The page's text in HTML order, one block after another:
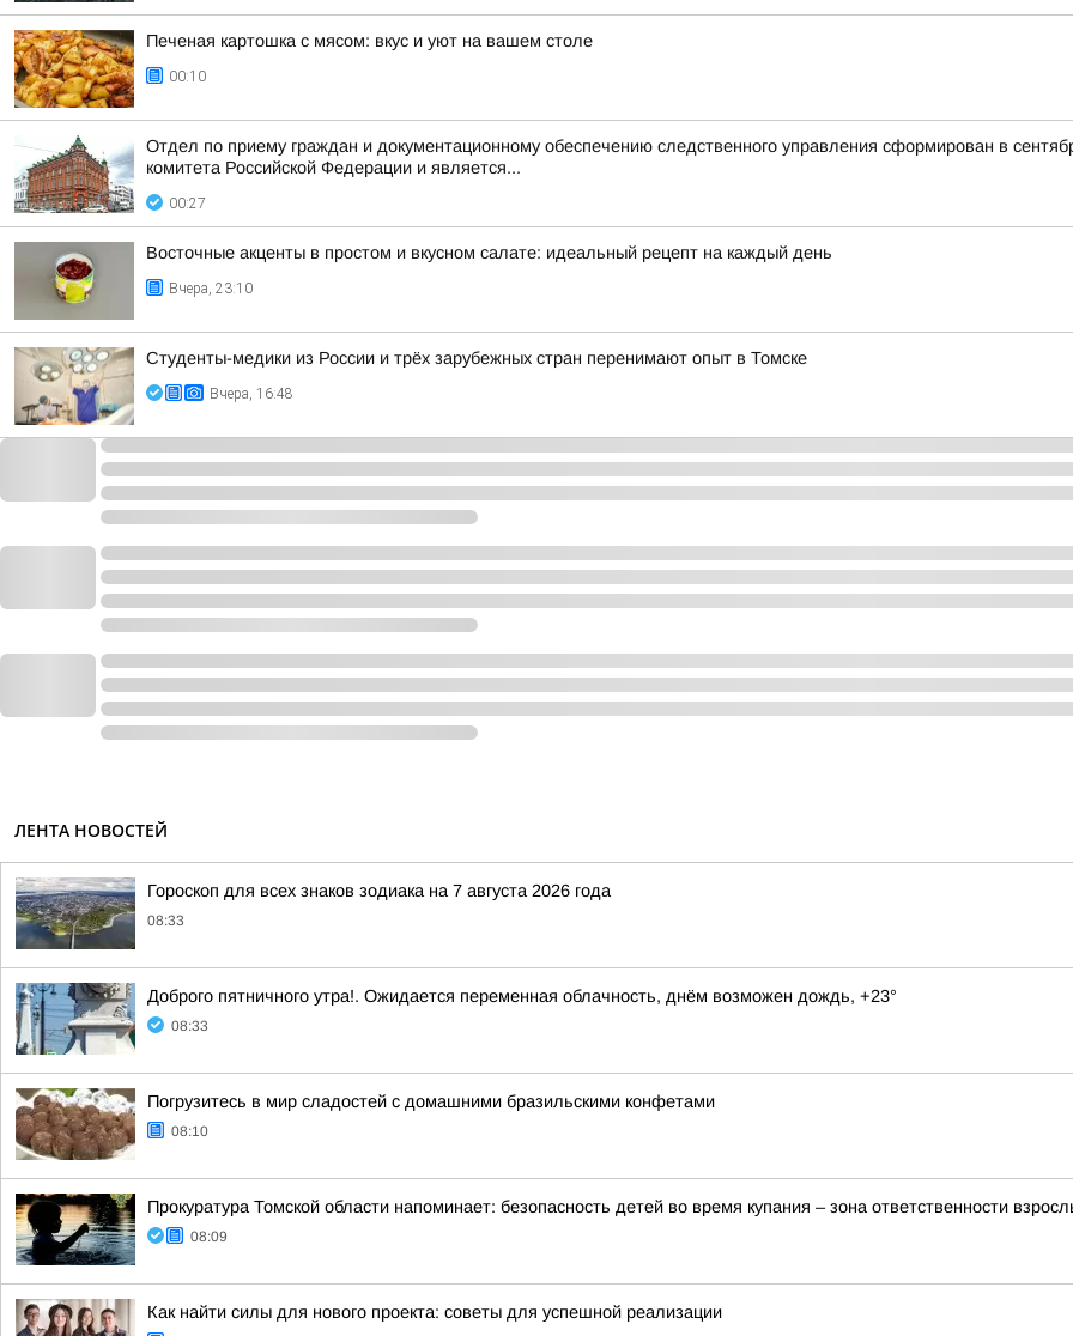
Печеная картошка с мясом: вкус и уют на вашем столе
00:10
Отдел по приему граждан и документационному обеспечению следственного управления сформирован в
комитета Российской Федерации и является...
00:27
Восточные акценты в простом и вкусном салате: идеальный рецепт на каждый день
Вчера, 23:10
Студенты-медики из России и трёх зарубежных стран перенимают опыт в Томске
Вчера, 16:48
ЛЕНТА НОВОСТЕЙ
Гороскоп для всех знаков зодиака на 7 августа 2026 года
08:33
Доброго пятничного утра!. Ожидается переменная облачность, днём возможен дождь, +23°
08:33
Погрузитесь в мир сладостей с домашними бразильскими конфетами
08:10
Прокуратура Томской области напоминает: безопасность детей во время купания – зона ответственности
08:09
Как найти силы для нового проекта: советы для успешной реализации